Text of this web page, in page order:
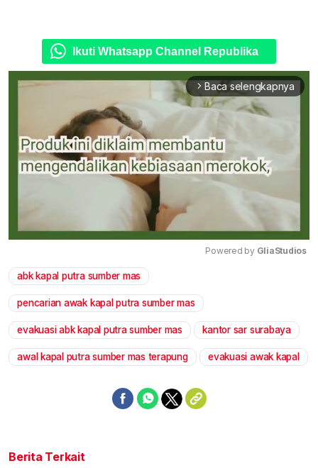
Ikuti Whatsapp Channel Republika
arrow_forward_ios Baca selengkapnya
Powered by GliaStudios
abk kapal putra sumber mas
pencarian awak kapal putra sumber mas
evakuasi abk kapal putra sumber mas kantor sar surabaya
awal kapal putra sumber mas terapung evakuasi awak kapal
Berita Terkait